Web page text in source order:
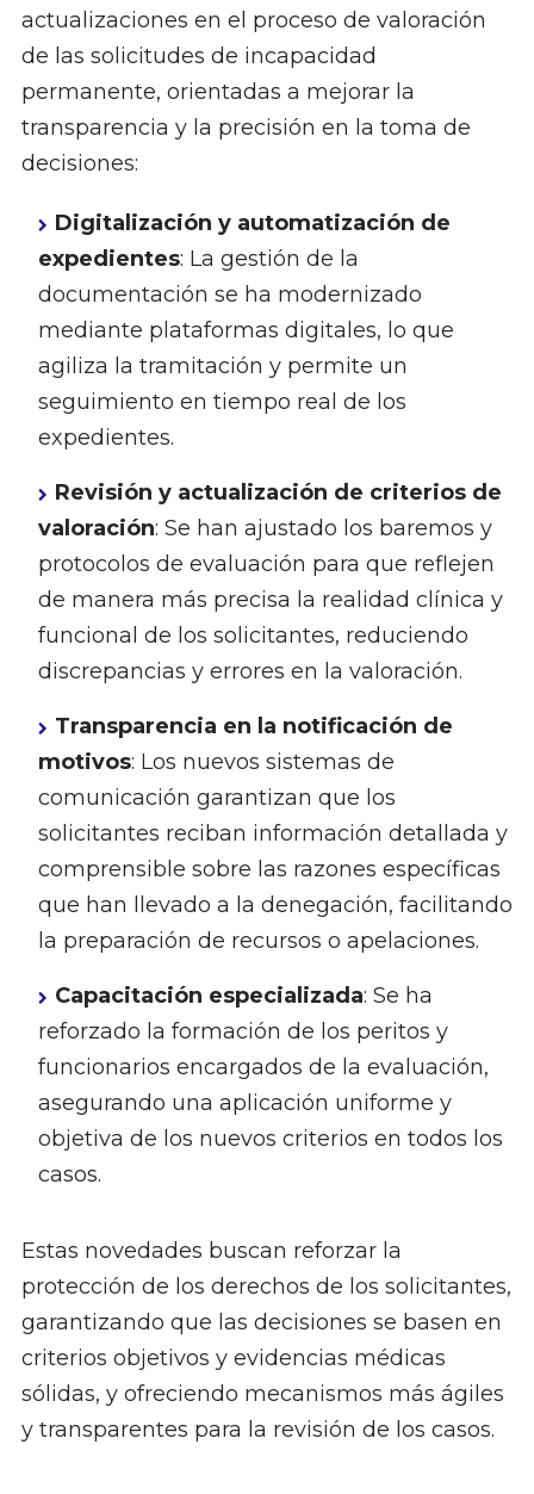
actualizaciones en el proceso de valoración
de las solicitudes de incapacidad
permanente, orientadas a mejorar la
transparencia y la precisión en la toma de
decisiones:
Digitalización y automatización de
expedientes: La gestión de la
documentación se ha modernizado
mediante plataformas digitales, lo que
agiliza la tramitación y permite un
seguimiento en tiempo real de los
expedientes.
Revisión y actualización de criterios de
valoración: Se han ajustado los baremos y
protocolos de evaluación para que reflejen
de manera más precisa la realidad clínica y
funcional de los solicitantes, reduciendo
discrepancias y errores en la valoración.
Transparencia en la notificación de
motivos: Los nuevos sistemas de
comunicación garantizan que los
solicitantes reciban información detallada y
comprensible sobre las razones específicas
que han llevado a la denegación, facilitando
la preparación de recursos o apelaciones.
Capacitación especializada: Se ha
reforzado la formación de los peritos y
funcionarios encargados de la evaluación,
asegurando una aplicación uniforme y
objetiva de los nuevos criterios en todos los
casos.
Estas novedades buscan reforzar la
protección de los derechos de los solicitantes,
garantizando que las decisiones se basen en
criterios objetivos y evidencias médicas
sólidas, y ofreciendo mecanismos más ágiles
y transparentes para la revisión de los casos.